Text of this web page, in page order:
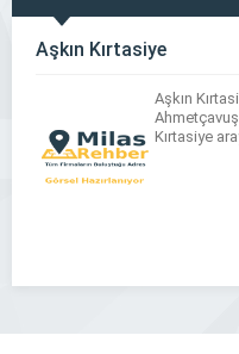
Aşkın Kırtasiye
Aşkın
Kırtasiye